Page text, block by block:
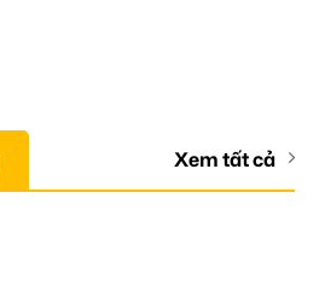
Xem tất cả